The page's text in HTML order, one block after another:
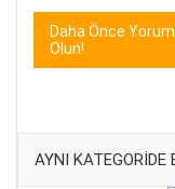
Daha Önce
Olun!
AYNI KATEGORIDE